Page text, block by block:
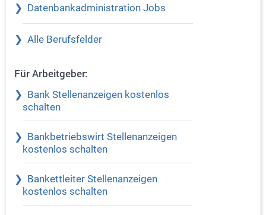
Datenbankadministration Jobs
Alle Berufsfelder
Für Arbeitgeber:
Bank Stellenanzeigen kostenlos
schalten
Bankbetriebswirt Stellenanzeigen
kostenlos schalten
Bankettleiter Stellenanzeigen
kostenlos schalten